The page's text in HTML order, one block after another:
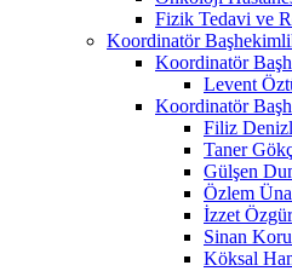
Fizik Tedavi ve
Koordinatör
Koordinatör
Levent
Koordinatör
Filiz
Taner
Gülşen
Özlem
İzzet
Sinan
Köksal